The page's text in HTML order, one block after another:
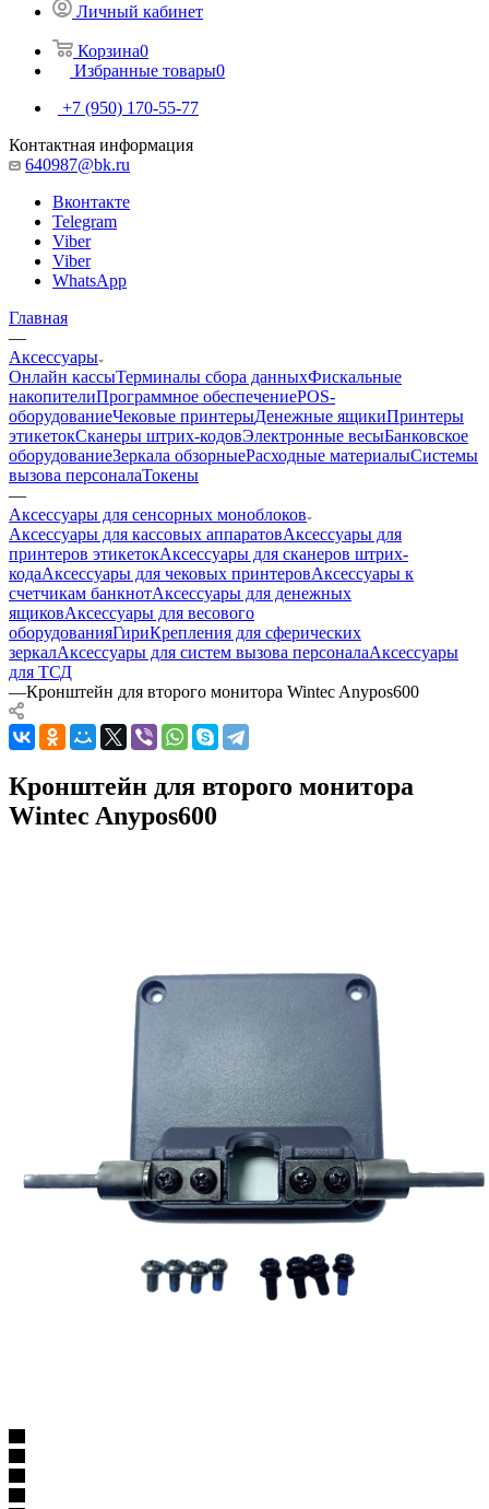
Личный кабинет
Корзина0
Избранные товары0
+7 (950) 170-55-77
Контактная информация
640987@bk.ru
Вконтакте
Telegram
Viber
Viber
WhatsApp
Главная
—
Аксессуары
Онлайн кассыТерминалы сбора данныхФискальные
накопителиПрограммное обеспечениеPOS-
оборудованиеЧековые принтерыДенежные ящикиПринтеры
этикетокСканеры штрих-кодовЭлектронные весыБанковское
оборудованиеЗеркала обзорныеРасходные материалыСистемы
вызова персоналаТокены
—
Аксессуары для сенсорных моноблоков
Аксессуары для кассовых аппаратовАксессуары для
принтеров этикетокАксессуары для сканеров штрих-
кодаАксессуары для чековых принтеровАксессуары к
счетчикам банкнотАксессуары для денежных
ящиковАксессуары для весового
оборудованияГириКрепления для сферических
зеркалАксессуары для систем вызова персоналаАксессуары
для ТСД
—Кронштейн для второго монитора Wintec Anypos600
Кронштейн для второго монитора
Wintec Anypos600